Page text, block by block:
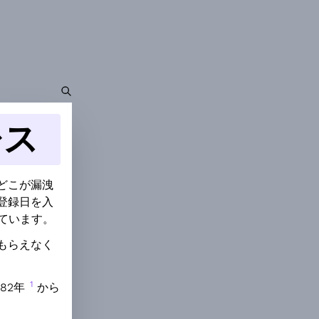
こが漏洩
録日を入
ます。
らえなく
年 1 から